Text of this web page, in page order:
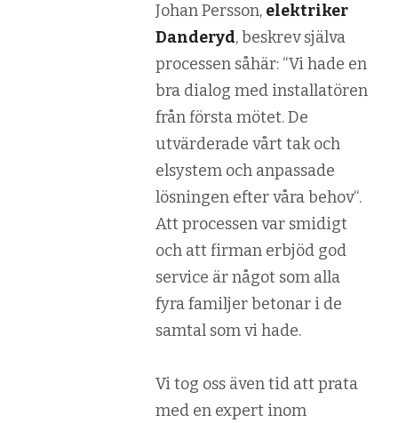
Johan Persson, elektriker
Danderyd, beskrev själva
processen såhär: “Vi hade en
bra dialog med installatören
från första mötet. De
utvärderade vårt tak och
elsystem och anpassade
lösningen efter våra behov“.
Att processen var smidigt
och att firman erbjöd god
service är något som alla
fyra familjer betonar i de
samtal som vi hade.
Vi tog oss även tid att prata
med en expert inom